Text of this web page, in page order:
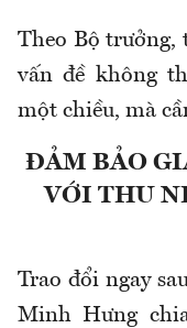
Theo Bộ trưởng,
vấn đề không
một chiều, mà
ĐẢM BẢO
VỚI THU
Trao đổi ngay
Minh Hưng